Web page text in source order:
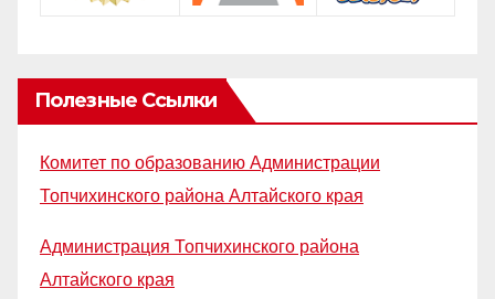
Полезные Ссылки
Комитет по образованию Администрации
Топчихинского района Алтайского края
Администрация Топчихинского района
Алтайского края